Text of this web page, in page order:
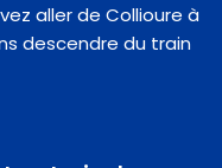
aller de Collioure à
descendre du train